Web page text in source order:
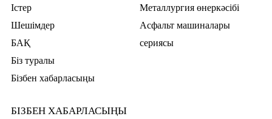
Істер
Шешімдер
БАҚ
Біз туралы
Бізбен хабарласыңы
Металлургия өнеркәсібі
Асфальт машиналары
сериясы
БІЗБЕН ХАБАРЛАСЫҢЫ